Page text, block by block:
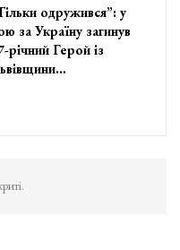
одружився”: у
за Україну загинув
річний Герой із